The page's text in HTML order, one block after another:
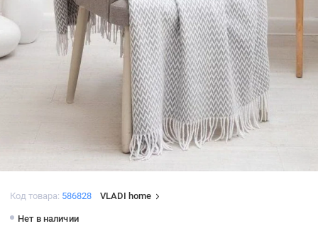
Код товара: 586828 VLADI home
Нет в наличии